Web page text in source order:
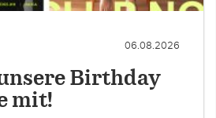
06.08.2026
Birthday
mit!